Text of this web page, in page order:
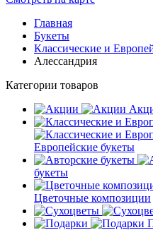
Главная
Букеты
Классические и
Алессандрия
Категории товаров
Европейские букеты
букеты
Цветочные композиции